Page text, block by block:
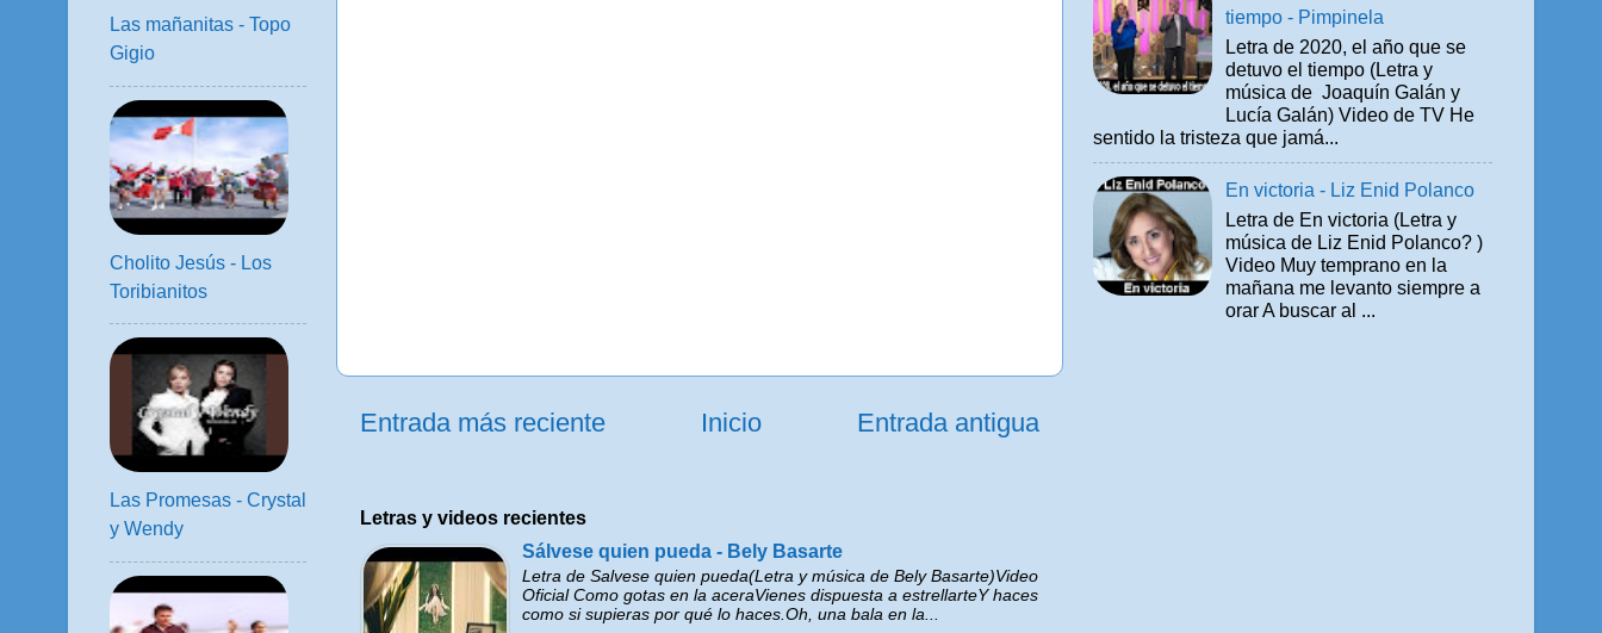
Entrada más reciente Entrada antigua
Inicio
Letras y videos recientes
Sálvese quien pueda - Bely Basarte
Letra de Salvese quien pueda(Letra y música de Bely Basarte)Video
Oficial Como gotas en la aceraVienes dispuesta a estrellarteY haces
como si supieras por qué lo haces.Oh, una bala en la...
Las mañanitas - Topo
Gigio
Cholito Jesús - Los
Toribianitos
Las Promesas - Crystal
y Wendy
tiempo - Pimpinela
Letra de 2020, el año que se
detuvo el tiempo (Letra y
música de Joaquín Galán y
Lucía Galán) Video de TV He
sentido la tristeza que jamá...
En victoria - Liz Enid Polanco
Letra de En victoria (Letra y
música de Liz Enid Polanco? )
Video Muy temprano en la
mañana me levanto siempre a
orar A buscar al ...